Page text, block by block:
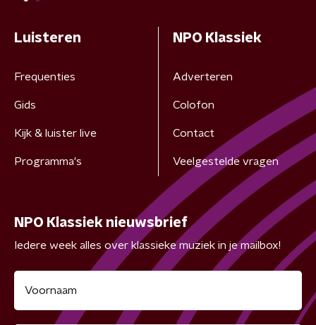
Luisteren
Frequenties
Gids
Kijk & luister live
Programma's
NPO Klassiek
Adverteren
Colofon
Contact
Veelgestelde vragen
NPO Klassiek nieuwsbrief
Iedere week alles over klassieke muziek in je mailbox!